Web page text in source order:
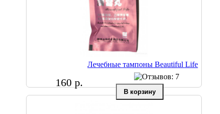
Лечебные тампоны Beautiful Life
160 р.